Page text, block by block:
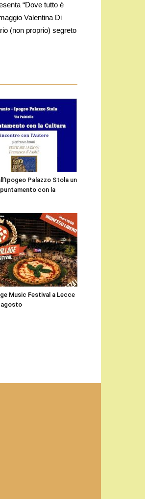
“Dove tutto è
Valentina Di
(non proprio) segreto
Palazzo Stola un
con la
Music Festival a Lecce
agosto